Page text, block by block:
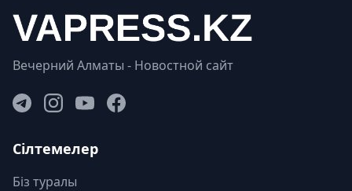
Вечерний Алматы - Новостной сайт
Сілтемелер
Біз туралы